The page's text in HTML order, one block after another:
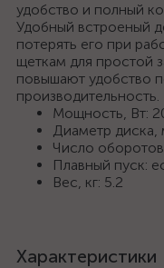
удобство и полный
Удобный встроеный
потерять его при
щеткам для простой
повышают удобство
производительность.
Мощность, Вт:
Диаметр диска,
Число
Плавный пуск:
Вес, кг: 5.2
Характеристики